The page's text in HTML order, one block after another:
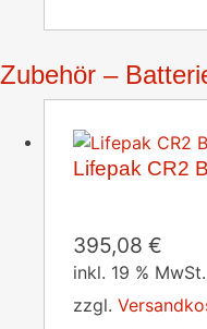
Zubehör –
Lifepak CR2
395,08 €
inkl. 19 % MwSt.
zzgl.